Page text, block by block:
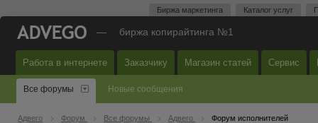
Биржа маркетинга Каталог услуг
— биржа копирайтинга №1
Работа в интернете Заказчику Магазин статей Сервис
Все форумы Новые сообщения
Адвего Форум Все форумы Адвего Форум исполнителей